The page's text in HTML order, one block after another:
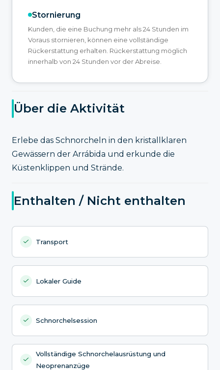
Stornierung
Kunden, die eine Buchung mehr als 24 Stunden im
Voraus stornieren, können eine vollständige
Rückerstattung erhalten. Rückerstattung möglich
innerhalb von 24 Stunden vor der Abreise.
Über die Aktivität
Erlebe das Schnorcheln in den kristallklaren
Gewässern der Arrábida und erkunde die
Küstenklippen und Strände.
Enthalten / Nicht enthalten
Transport
Lokaler Guide
Schnorchelsession
Vollständige Schnorchelausrüstung und
Neoprenanzüge